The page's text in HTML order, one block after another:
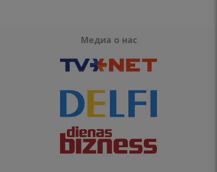
Медиа о нас